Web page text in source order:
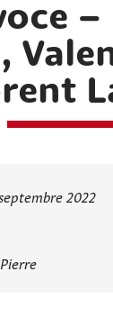
–
2022